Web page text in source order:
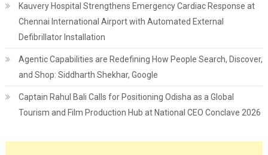
Kauvery Hospital Strengthens Emergency Cardiac Response at
Chennai International Airport with Automated External
Defibrillator Installation
Agentic Capabilities are Redefining How People Search, Discover,
and Shop: Siddharth Shekhar, Google
Captain Rahul Bali Calls for Positioning Odisha as a Global
Tourism and Film Production Hub at National CEO Conclave 2026